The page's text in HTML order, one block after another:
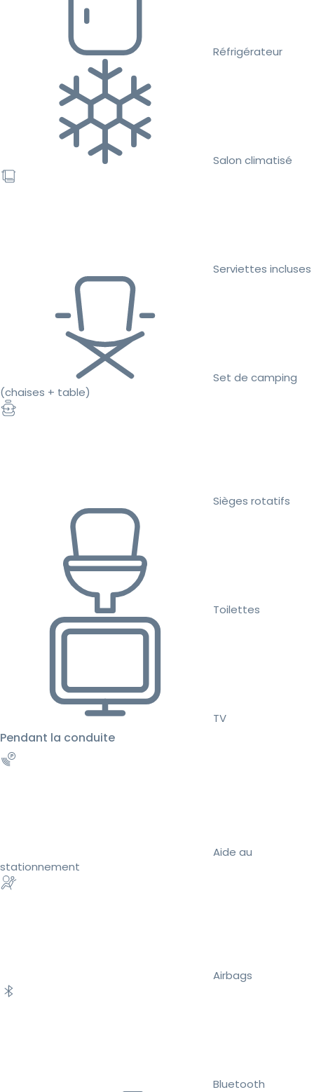
Réfrigérateur
Salon climatisé
Serviettes incluses
Set de camping
(chaises + table)
Sièges rotatifs
Toilettes
TV
Pendant la conduite
Aide au
stationnement
Airbags
Bluetooth